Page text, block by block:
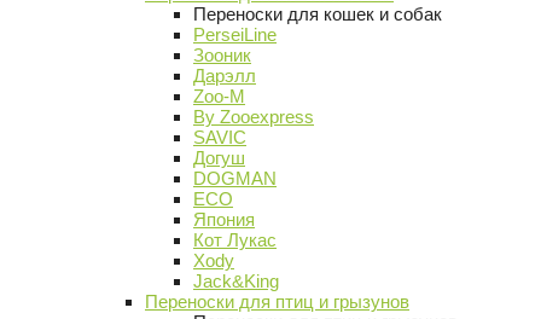
Переноски для кошек и собак
PerseiLine
Зооник
Дарэлл
Zoo-M
By Zooexpress
SAVIC
Догуш
DOGMAN
ECO
Япония
Кот Лукас
Xody
Jack&King
Переноски для птиц и грызунов